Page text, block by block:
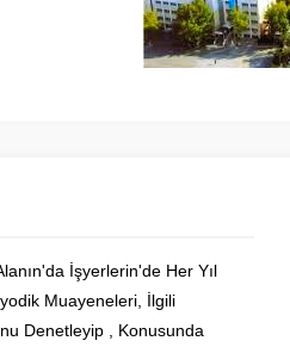
İşyerlerin'de Her Yıl
Muayeneleri, İlgili
Denetleyip , Konusunda